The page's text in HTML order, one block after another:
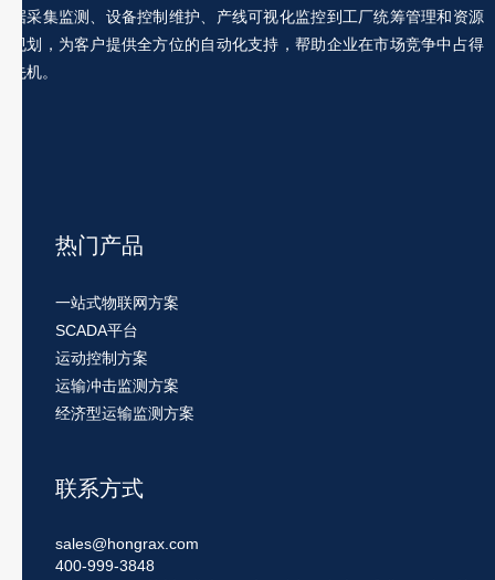
据采集监测、设备控制维护、产线可视化监控到工厂统筹管理和资源
规划，为客户提供全方位的自动化支持，帮助企业在市场竞争中占得
先机。
热门产品
一站式物联网方案
SCADA平台
运动控制方案
运输冲击监测方案
经济型运输监测方案
联系方式
sales@hongrax.com
400-999-3848